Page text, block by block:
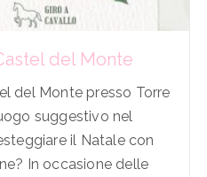
del Monte
del Monte presso Torre
suggestivo nel
il Natale con
In occasione delle